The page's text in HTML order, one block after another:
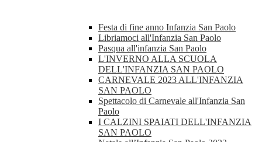
Festa di fine anno Infanzia San Paolo
Libriamoci all'Infanzia San Paolo
Pasqua all'infanzia San Paolo
L'INVERNO ALLA SCUOLA
DELL'INFANZIA SAN PAOLO
CARNEVALE 2023 ALL'INFANZIA
SAN PAOLO
Spettacolo di Carnevale all'Infanzia San
Paolo
I CALZINI SPAIATI DELL'INFANZIA
SAN PAOLO